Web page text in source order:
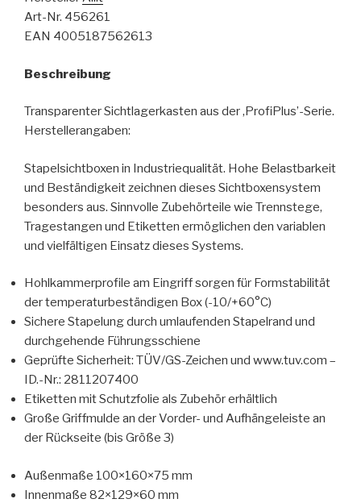
Art-Nr. 456261
EAN 4005187562613
Beschreibung
Transparenter Sichtlagerkasten aus der ‚ProfiPlus’-Serie.
Herstellerangaben:
Stapelsichtboxen in Industriequalität. Hohe Belastbarkeit
und Beständigkeit zeichnen dieses Sichtboxensystem
besonders aus. Sinnvolle Zubehörteile wie Trennstege,
Tragestangen und Etiketten ermöglichen den variablen
und vielfältigen Einsatz dieses Systems.
Hohlkammerprofile am Eingriff sorgen für Formstabilität
der temperaturbeständigen Box (-10/+60°C)
Sichere Stapelung durch umlaufenden Stapelrand und
durchgehende Führungsschiene
Geprüfte Sicherheit: TÜV/GS-Zeichen und www.tuv.com –
ID.-Nr.: 2811207400
Etiketten mit Schutzfolie als Zubehör erhältlich
Große Griffmulde an der Vorder- und Aufhängeleiste an
der Rückseite (bis Größe 3)
Außenmaße 100×160×75 mm
Innenmaße 82×129×60 mm